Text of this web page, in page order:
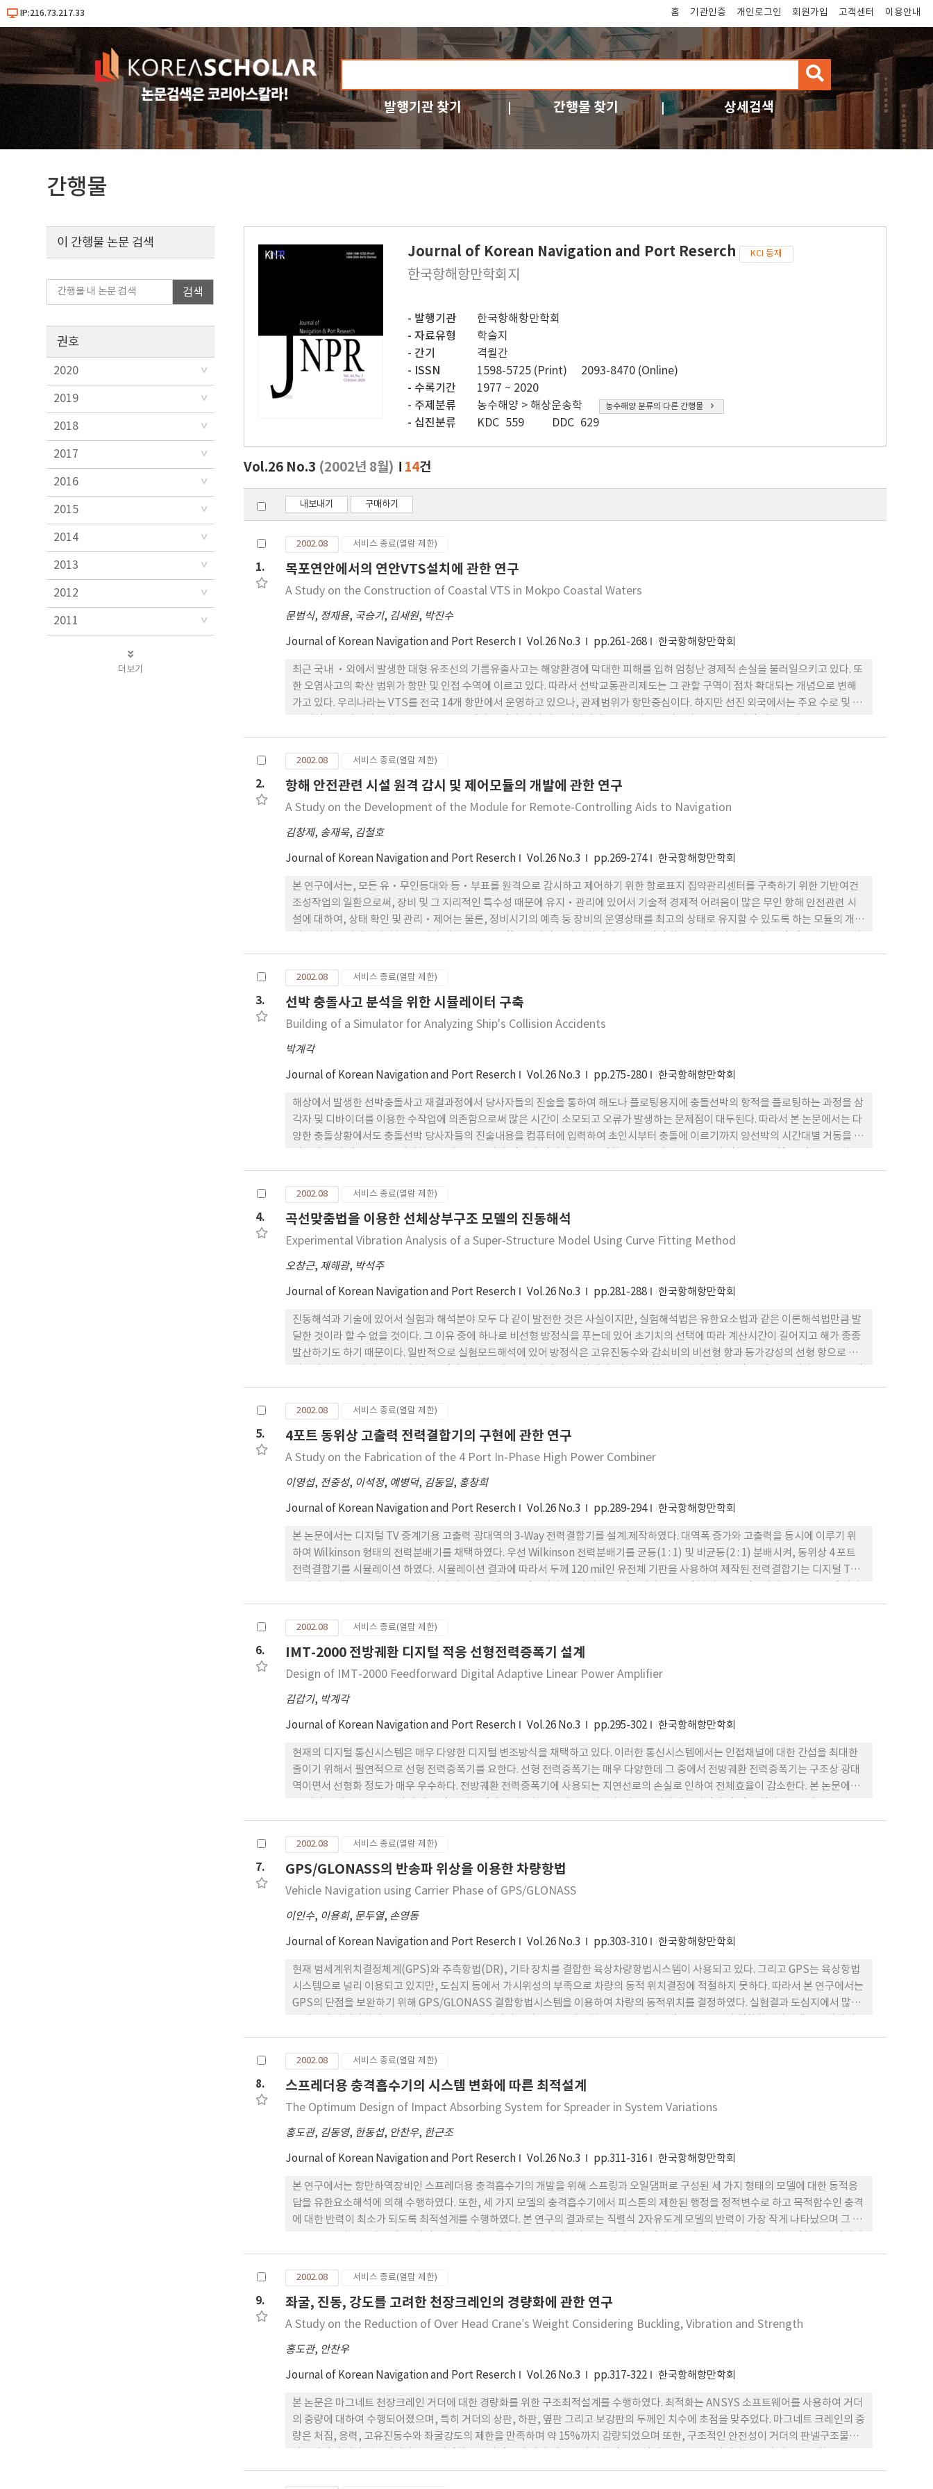
IP:216.73.217.33 홈 기관인증 개인로그인 회원가입 고객센터 이용안내
검
색
발행기관 찾기 간행물 찾기 상세검색
간행물
Journal of Korean Navigation and Port Reserch KCI 등재
한국항해항만학회지
발행기관
한국항해항만학회
자료유형
학술지
간기
격월간
ISSN
1598-5725 (Print)
2093-8470 (Online)
수록기간
1977 ~ 2020
주제분류
농수해양 > 해상운송학 농수해양 분류의 다른 간행물
십진분류 KDC 559 DDC 629
이 간행물 논문 검색
검색
권호
2020
2019
2018
2017
2016
2015
2014
2013
2012
2011
더보기
Vol.26 No.3 (2002년 8월) 14건
내보내기 구매하기
1.
2002.08 서비스 종료(열람 제한)
목포연안에서의 연안VTS설치에 관한 연구
A Study on the Construction of Coastal VTS in Mokpo Coastal Waters
문범식, 정재용, 국승기, 김세원, 박진수
Journal of Korean Navigation and Port Reserch Vol.26 No.3 pp.261-268 한국항해항만학회
최근 국내 ·외에서 발생한 대형 유조선의 기름유출사고는 해양환경에 막대한 피해를 입혀 엄청난 경제적 손실을 불러일으키고 있다. 또
한 오염사고의 확산 범위가 항만 및 인접 수역에 이르고 있다. 따라서 선박교통관리제도는 그 관할 구역이 점차 확대되는 개념으로 변해
가고 있다. 우리나라는 VTS를 전국 14개 항만에서 운영하고 있으나, 관제범위가 항만중심이다. 하지만 선진 외국에서는 주요 수로 및 연
리할 필요성이 대두되고 있다. 이 연구는 선박의 교통밀도가 높고 해양사고가 빈발하고 있는 목포해역에 대해 해상교통조사를 실시하고,
해양사고를 조사·분석하여 연안VTS 센터 및 레이더사이트의 위치를 제안하고자 한다.
2.
2002.08 서비스 종료(열람 제한)
항해 안전관련 시설 원격 감시 및 제어모듈의 개발에 관한 연구
A Study on the Development of the Module for Remote-Controlling Aids to Navigation
김창제, 송재욱, 김철호
Journal of Korean Navigation and Port Reserch Vol.26 No.3 pp.269-274 한국항해항만학회
본 연구에서는, 모든 유·무인등대와 등·부표를 원격으로 감시하고 제어하기 위한 항로표지 집약관리센터를 구축하기 위한 기반여건
조성작업의 일환으로써, 장비 및 그 지리적인 특수성 때문에 유지·관리에 있어서 기술적 경제적 어려움이 많은 무인 항해 안전관련 시
설에 대하여, 상태 확인 및 관리·제어는 물론, 정비시기의 예측 둥 장비의 운영상태를 최고의 상태로 유지할 수 있도록 하는 모듈의 개발
가능할 것이다.
3.
2002.08 서비스 종료(열람 제한)
선박 충돌사고 분석을 위한 시뮬레이터 구축
Building of a Simulator for Analyzing Ship's Collision Accidents
박계각
Journal of Korean Navigation and Port Reserch Vol.26 No.3 pp.275-280 한국항해항만학회
해상에서 발생한 선박충돌사고 재결과정에서 당사자들의 진술을 통하여 해도나 플로팅용지에 충돌선박의 항적을 플로팅하는 과정을 삼
각자 및 디바이더를 이용한 수작업에 의존함으로써 많은 시간이 소모되고 오류가 발생하는 문제점이 대두된다. 따라서 본 논문에서는 다
양한 충돌상황에서도 충돌선박 당사자들의 진술내용을 컴퓨터에 입력하여 초인시부터 충돌에 이르기까지 양선박의 시간대별 거동을 그
분석시뮬레이터를 제안하였으며, 해상선박충돌사고 실례들을 시뮬레이터에 적용하여 그 유효성을 확인하였다.
4.
2002.08 서비스 종료(열람 제한)
곡선맞춤법을 이용한 선체상부구조 모델의 진동해석
Experimental Vibration Analysis of a Super-Structure Model Using Curve Fitting Method
오창근, 제해광, 박석주
Journal of Korean Navigation and Port Reserch Vol.26 No.3 pp.281-288 한국항해항만학회
진동해석과 기술에 있어서 실험과 해석분야 모두 다 같이 발전한 것은 사실이지만, 실험해석법은 유한요소법과 같은 이론해석법만큼 발
달한 것이라 할 수 없을 것이다. 그 이유 중에 하나로 비선형 방정식을 푸는데 있어 초기치의 선택에 따라 계산시간이 길어지고 해가 종종
발산하기도 하기 때문이다. 일반적으로 실험모드해석에 있어 방정식은 고유진동수와 감쇠비의 비선형 항과 등가강성의 선형 항으로 구
에 적용하여, 모드 특성치들을 계산하였다. 또한 개발된 프로그램은 그래픽기법을 적용하여 간단한 마우스 조작으로 채용 모드수와 감쇠
비를 결정할 수 있도록 하였다.
5.
2002.08 서비스 종료(열람 제한)
4포트 동위상 고출력 전력결합기의 구현에 관한 연구
A Study on the Fabrication of the 4 Port In-Phase High Power Combiner
이영섭, 전중성, 이석정, 예병덕, 김동일, 홍창희
Journal of Korean Navigation and Port Reserch Vol.26 No.3 pp.289-294 한국항해항만학회
본 논문에서는 디지털 TV 중계기용 고출력 광대역의 3-Way 전력결합기를 설계.제작하였다. 대역폭 증가와 고출력을 동시에 이루기 위
하여 Wilkinson 형태의 전력분배기를 채택하였다. 우선 Wilkinson 전력분배기를 균등(1 : 1) 및 비균등(2 : 1) 분배시켜, 동위상 4 포트
전력결합기를 시뮬레이션 하였다. 시뮬레이션 결과에 따라서 두께 120 mil인 유전체 기판을 사용하여 제작된 전력결합기는 디지털 TV
차가 13˚이하의 특성을 보였다. 새롭게 만든 전력결합기는 회로에서의 고 임피던스로 인한 마이크로스트립 선로 폭의 한계와 고출력의
경우 선로간의 상호작용으로 인한 전력의 손실 및 협대역의 문제를 동시에 개선이 가능함을 알 수 있었다. 나아가서, 제작된 3-Way 결합
기의 삽입손실, 반사계수, 포트간의 분리도 및 위상차가 디지털 TV 중계주파수 470~806 MHz에서 양호한 특성을 나타내는 것을 확인함
으로써 고출력 및 광대역화가 실현가능하다는 것을 알 수 있었다.
6.
2002.08 서비스 종료(열람 제한)
IMT-2000 전방궤환 디지털 적응 선형전력증폭기 설계
Design of IMT-2000 Feedforward Digital Adaptive Linear Power Amplifier
김갑기, 박계각
Journal of Korean Navigation and Port Reserch Vol.26 No.3 pp.295-302 한국항해항만학회
현재의 디지털 통신시스템은 매우 다양한 디지털 변조방식을 채택하고 있다. 이러한 통신시스템에서는 인접채널에 대한 간섭을 최대한
줄이기 위해서 필연적으로 선형 전력증폭기를 요한다. 선형 전력증폭기는 매우 다양한데 그 중에서 전방궤환 전력증폭기는 구조상 광대
역이면서 선형화 정도가 매우 우수하다. 전방궤환 전력중폭기에 사용되는 지연선로의 손실로 인하여 전체효율이 감소한다. 본 논문에서
17.43dB 개선되었으며 이것은 지연필터를 사용함으로써 2.54dB 더 개선되었음을 나타낸다.
7.
2002.08 서비스 종료(열람 제한)
GPS/GLONASS의 반송파 위상을 이용한 차량항법
Vehicle Navigation using Carrier Phase of GPS/GLONASS
이인수, 이용희, 문두열, 손영동
Journal of Korean Navigation and Port Reserch Vol.26 No.3 pp.303-310 한국항해항만학회
현재 범세계위치결정체계(GPS)와 추측항법(DR), 기타 장치를 결합한 육상차량항법시스템이 사용되고 있다. 그리고 GPS는 육상항법
시스템으로 널리 이용되고 있지만, 도심지 등에서 가시위성의 부족으로 차량의 동적 위치결정에 적절하지 못하다. 따라서 본 연구에서는
GPS의 단점을 보완하기 위해 GPS/GLONASS 결합항법시스템을 이용하여 차량의 동적위치를 결정하였다. 실험결과 도심지에서 많은
동적 위치를 연속적으로 획득할 수 있었다. 그러므로 GPS/GLONASS 결합항법시스템은 도로의 교통흐름의 통제와 효율적 관리에 응용
할 수 있을 것으로 사료된다.
8.
2002.08 서비스 종료(열람 제한)
스프레더용 충격흡수기의 시스템 변화에 따른 최적설계
The Optimum Design of Impact Absorbing System for Spreader in System Variations
홍도관, 김동영, 한동섭, 안찬우, 한근조
Journal of Korean Navigation and Port Reserch Vol.26 No.3 pp.311-316 한국항해항만학회
본 연구에서는 항만하역장비인 스프레더용 충격흡수기의 개발을 위해 스프링과 오일댐퍼로 구성된 세 가지 형태의 모델에 대한 동적응
답을 유한요소해석에 의해 수행하였다. 또한, 세 가지 모델의 충격흡수기에서 피스톤의 제한된 행정을 정적변수로 하고 목적함수인 충격
에 대한 반력이 최소가 되도록 최적설계를 수행하였다. 본 연구의 결과로는 직렬식 2자유도계 모델의 반력이 가장 작게 나타났으며 그 다
으며, 최적설계 결과 각 모델에 대한 반력이 최소가 되는 스프링상수와 감쇠계수를 구하였다.
9.
2002.08 서비스 종료(열람 제한)
좌굴, 진동, 강도를 고려한 천장크레인의 경량화에 관한 연구
A Study on the Reduction of Over Head Crane′s Weight Considering Buckling, Vibration and Strength
홍도관, 안찬우
Journal of Korean Navigation and Port Reserch Vol.26 No.3 pp.317-322 한국항해항만학회
본 논문은 마그네트 천장크레인 거더에 대한 경량화를 위한 구조최적설계를 수행하였다. 최적화는 ANSYS 소프트웨어를 사용하여 거더
의 중량에 대하여 수행되어졌으며, 특히 거더의 상판, 하판, 옆판 그리고 보강판의 두께인 치수에 초점을 맞추었다. 마그네트 크레인의 중
량은 처짐, 응력, 고유진동수와 좌굴강도의 제한을 만족하며 약 15%까지 감량되었으며 또한, 구조적인 안전성이 거더의 판넬구조물의
생각된다. 또한, 본 논문에서는 설계변수들이 목적함수와 상태변수에 미치는 민감도를 평가하였다.